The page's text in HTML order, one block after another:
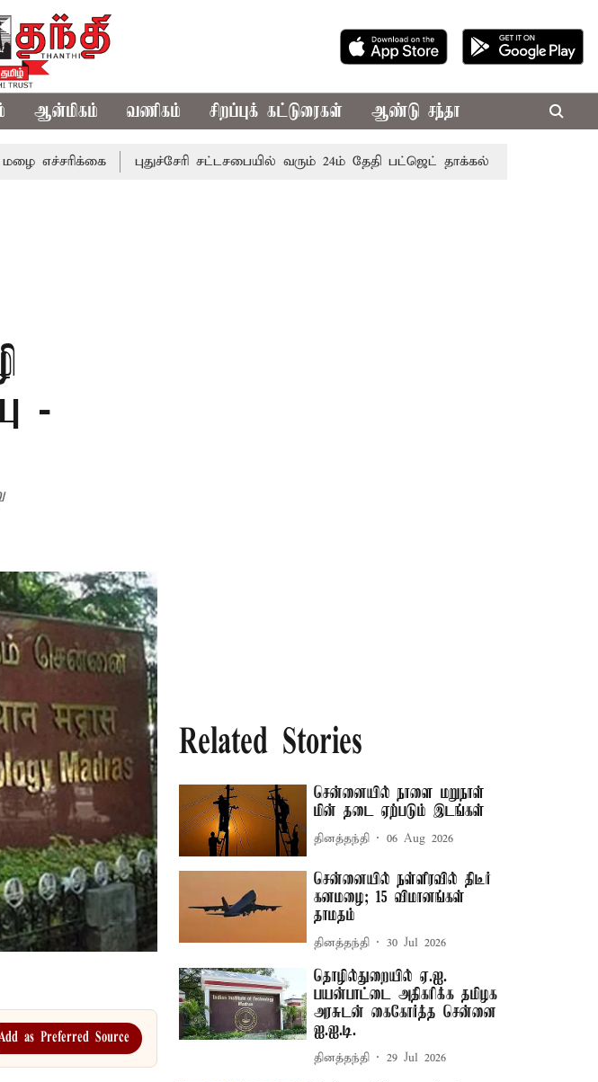
ஆன்மிகம் வணிகம் சிறப்புக் கட்டுரைகள் ஆண்டு சந்தா
புதுச்சேரி சட்டசபையில் வரும் 24ம் தேதி பட்ஜெட் தாக்கல் செய்கிறார் முதல்-
-
as Preferred Source
Related Stories
சென்னையில் நாளை மறுநாள்
மின் தடை ஏற்படும் இடங்கள்
தினத்தந்தி 06 Aug 2026
சென்னையில் நள்ளிரவில் திடீர்
கனமழை; 15 விமானங்கள்
தாமதம்
தினத்தந்தி 30 Jul 2026
தொழில்துறையில் ஏ.ஐ.
பயன்பாட்டை அதிகரிக்க தமிழக
அரசுடன் கைகோர்த்த சென்னை
ஐ.ஐ.டி.
தினத்தந்தி 29 Jul 2026